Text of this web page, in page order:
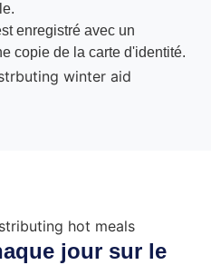
enregistré avec un
copie de la carte d'identité.
jour sur le